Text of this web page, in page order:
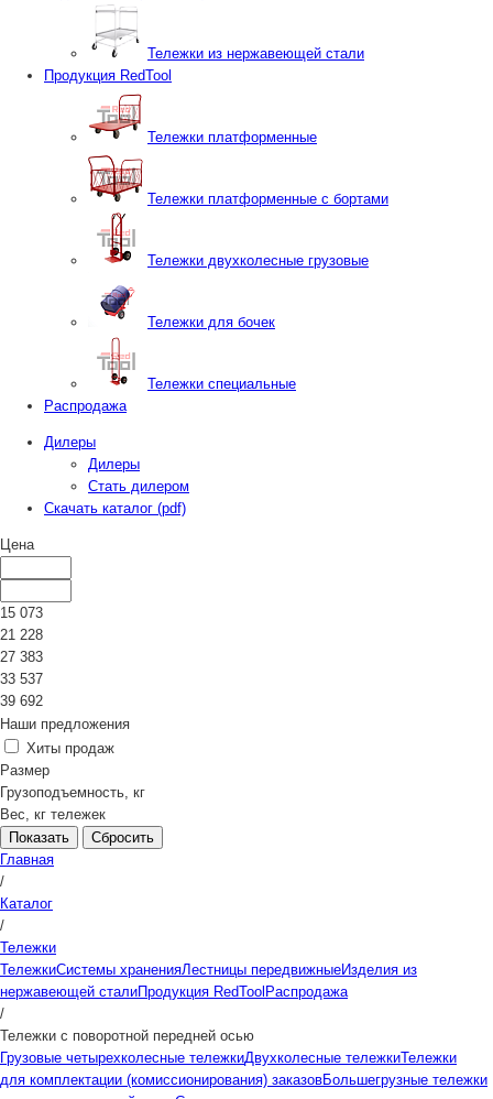
Тележки из нержавеющей стали
Продукция RedTool
Тележки платформенные
Тележки платформенные с бортами
Тележки двухколесные грузовые
Тележки для бочек
Тележки специальные
Распродажа
Дилеры
Дилеры
Стать дилером
Скачать каталог (pdf)
Цена
15 073
21 228
27 383
33 537
39 692
Наши предложения
Хиты продаж
Размер
Грузоподъемность, кг
Вес, кг тележек
Сбросить
Главная
/
Каталог
/
Тележки
ТележкиСистемы храненияЛестницы передвижныеИзделия из
нержавеющей сталиПродукция RedTool Распродажа
/
Тележки с поворотной передней осью
Грузовые четырехколесные тележкиДвухколесные тележкиТележки
для комплектации (комиссионирования) заказовБольшегрузные тележки